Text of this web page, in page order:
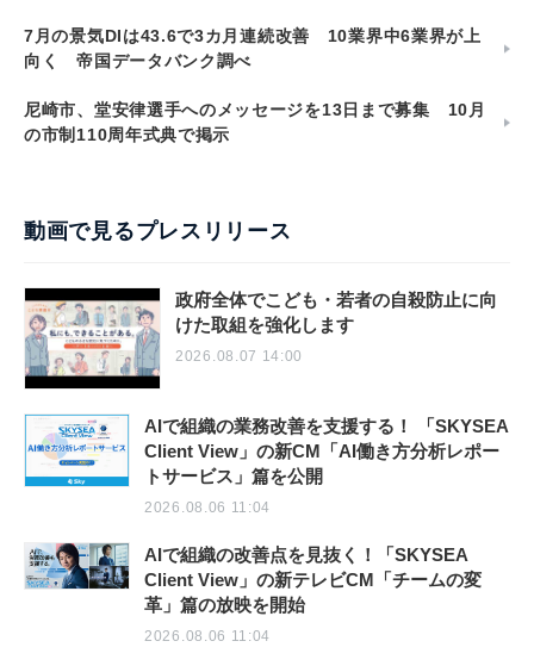
7月の景気DIは43.6で3カ月連続改善 10業界中6業界が上
向く 帝国データバンク調べ
尼崎市、堂安律選手へのメッセージを13日まで募集 10月
の市制110周年式典で掲示
動画で見るプレスリリース
政府全体でこども・若者の自殺防止に向
けた取組を強化します
2026.08.07 14:00
AIで組織の業務改善を支援する！ 「SKYSEA
Client View」の新CM「AI働き方分析レポー
トサービス」篇を公開
2026.08.06 11:04
AIで組織の改善点を見抜く！「SKYSEA
Client View」の新テレビCM「チームの変
革」篇の放映を開始
2026.08.06 11:04